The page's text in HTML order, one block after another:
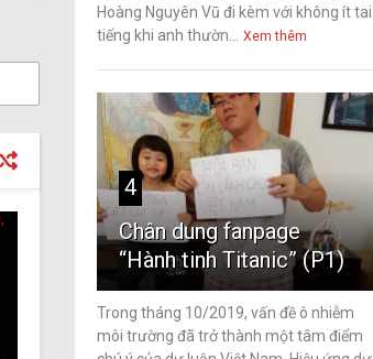
Hoàng Nguyên Vũ đi kèm với không ít tai
tiếng khi anh thườn...
Xem thêm
4
Chân dung fanpage
“Hành tinh Titanic” (P1)
Trong tháng 10/2019, vấn đề ô nhiễm
môi trường đã trở thành một tâm điểm